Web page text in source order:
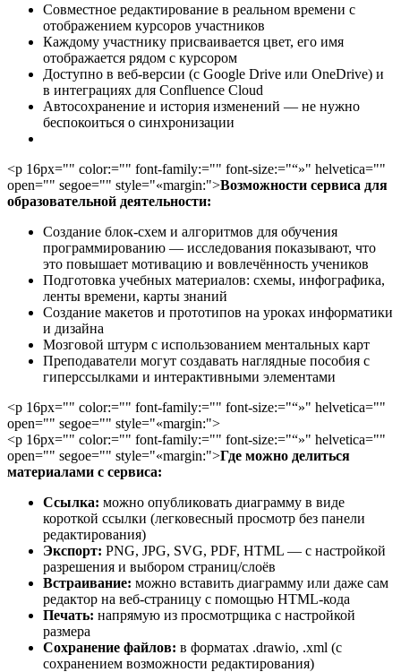
Совместное редактирование в реальном времени с
отображением курсоров участников
Каждому участнику присваивается цвет, его имя
отображается рядом с курсором
Доступно в веб-версии (с Google Drive или OneDrive) и
в интеграциях для Confluence Cloud
Автосохранение и история изменений — не нужно
беспокоиться о синхронизации
<p 16px="" color:="" font-family:="" font-size:="“»" helvetica=""
open="" segoe="" style="«margin:">Возможности сервиса для
образовательной деятельности:
Создание блок-схем и алгоритмов для обучения
программированию — исследования показывают, что
это повышает мотивацию и вовлечённость учеников
Подготовка учебных материалов: схемы, инфографика,
ленты времени, карты знаний
Создание макетов и прототипов на уроках информатики
и дизайна
Мозговой штурм с использованием ментальных карт
Преподаватели могут создавать наглядные пособия с
гиперссылками и интерактивными элементами
<p 16px="" color:="" font-family:="" font-size:="“»" helvetica=""
open="" segoe="" style="«margin:">
<p 16px="" color:="" font-family:="" font-size:="“»" helvetica=""
open="" segoe="" style="«margin:">Где можно делиться
материалами с сервиса:
Ссылка: можно опубликовать диаграмму в виде
короткой ссылки (легковесный просмотр без панели
редактирования)
Экспорт: PNG, JPG, SVG, PDF, HTML — с настройкой
разрешения и выбором страниц/слоёв
Встраивание: можно вставить диаграмму или даже сам
редактор на веб-страницу с помощью HTML-кода
Печать: напрямую из просмотрщика с настройкой
размера
Сохранение файлов: в форматах .drawio, .xml (с
сохранением возможности редактирования)